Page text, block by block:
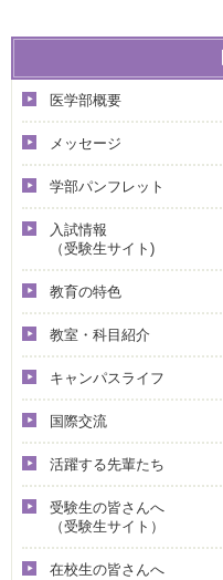
医学部概要
メッセージ
学部パンフレット
入試情報
（受験生サイト)
教育の特色
教室・科目紹介
キャンパスライフ
国際交流
活躍する先輩たち
受験生の皆さんへ
（受験生サイト）
在校生の皆さんへ